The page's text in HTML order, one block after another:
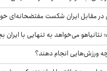
مقابل ایران شکست مفتضحانه‌ای
نتانیاهو می‌خواهد به تنهایی با ایران
ورزش‌هایی انجام دهند؟